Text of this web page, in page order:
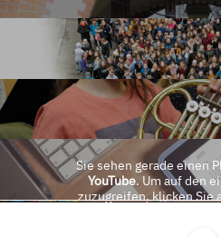
Sie sehen gerade einen
YouTube. Um auf den
zuzugreifen, klicken Sie